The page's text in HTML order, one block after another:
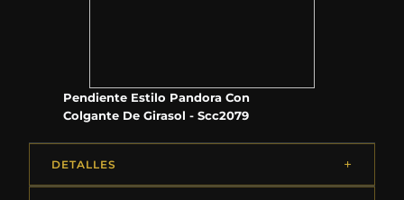
Pendiente Estilo Pandora Con
Colgante De Girasol - Scc2079
DETALLES